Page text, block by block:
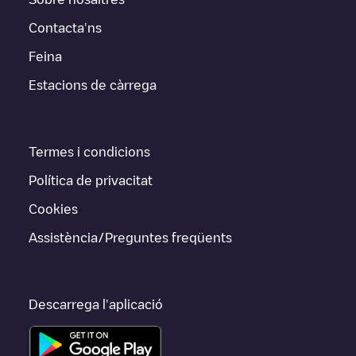
Contacta'ns
Feina
Estacions de càrrega
Termes i condicions
Política de privacitat
Cookies
Assistència/Preguntes freqüents
Descarrega l'aplicació